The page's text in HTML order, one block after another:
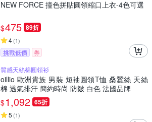
NEW FORCE 撞色拼貼圓領縮口上衣-4色可選
$475 89折
4(1)
挑戰低價
券
質感天絲棉圓領衫
oillio 歐洲貴族 男裝 短袖圓領T恤 桑蠶絲 天絲
棉 透氣排汗 簡約時尚 防皺 白色 法國品牌
$1,092 65折
5 (1)